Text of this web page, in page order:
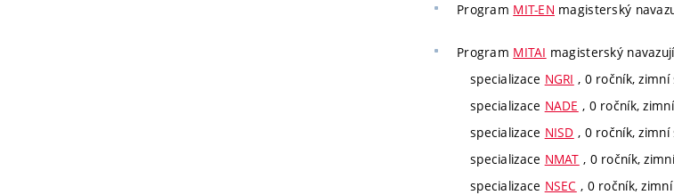
Program MIT-EN magisterský
Program MITAI magisterský
specializace NGRI , 0 ročník,
specializace NADE , 0 ročník,
specializace NISD , 0 ročník,
specializace NMAT , 0 ročník,
specializace NSEC , 0 ročník,